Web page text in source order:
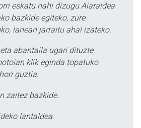
eskatu nahi dizugu Aiaraldea
bazkide egiteko, zure
lanean jarraitu ahal izateko.
abantaila ugari dituzte
klik eginda topatuko
guztia.
zaitez bazkide.
lantaldea.